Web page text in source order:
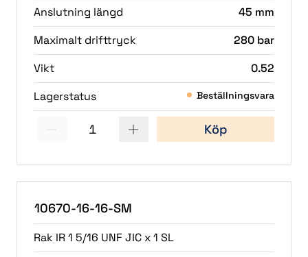
Anslutning längd
45 mm
Maximalt drifttryck
280 bar
Vikt
0.52
Lagerstatus
Beställningsvara
1 Köp
10670-16-16-SM
Rak IR 1 5/16 UNF JIC x 1 SL